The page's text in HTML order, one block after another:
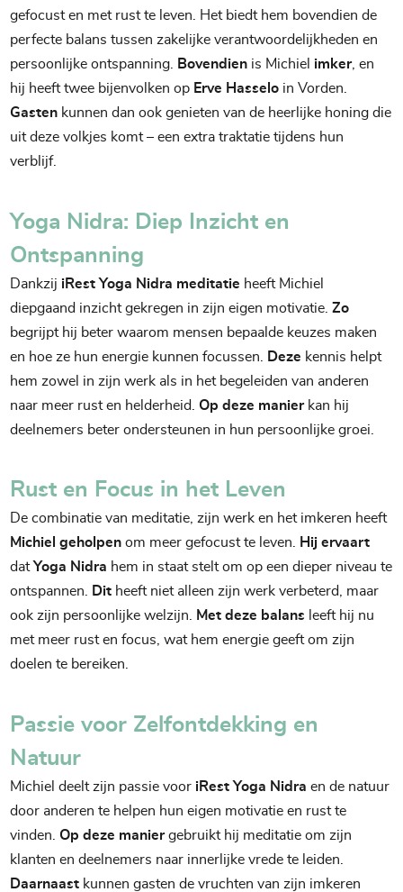
gefocust en met rust te leven. Het biedt hem bovendien de
perfecte balans tussen zakelijke verantwoordelijkheden en
persoonlijke ontspanning. Bovendien is Michiel imker, en
hij heeft twee bijenvolken op Erve Hasselo in Vorden.
Gasten kunnen dan ook genieten van de heerlijke honing die
uit deze volkjes komt – een extra traktatie tijdens hun
verblijf.
Yoga Nidra: Diep Inzicht en
Ontspanning
Dankzij iRest Yoga Nidra meditatie heeft Michiel
diepgaand inzicht gekregen in zijn eigen motivatie.Zo
begrijpt hij beter waarom mensen bepaalde keuzes maken
en hoe ze hun energie kunnen focussen.
Deze kennis helpt
hem zowel in zijn werk als in het begeleiden van anderen
naar meer rust en helderheid. Op deze manierkan hij
deelnemers beter ondersteunen in hun persoonlijke groei.
Rust en Focus in het Leven
De combinatie van meditatie, zijn werk en het imkeren heeft
Michiel geholpen om meer gefocust te leven. Hij ervaart
datYoga Nidra hem in staat stelt om op een dieper niveau te
ontspannen. Dit heeft niet alleen zijn werk verbeterd, maar
ook zijn persoonlijke welzijn. Met deze balans leeft hij nu
met meer rust en focus, wat hem energie geeft om zijn
doelen te bereiken.
Passie voor Zelfontdekking en
Natuur
Michiel deelt zijn passie voor iRest Yoga Nidra en de natuur
door anderen te helpen hun eigen motivatie en rust te
vinden. Op deze maniergebruikt hij meditatie om zijn
klanten en deelnemers naar innerlijke vrede te leiden.
Daarnaast kunnen gasten de vruchten van zijn imkeren